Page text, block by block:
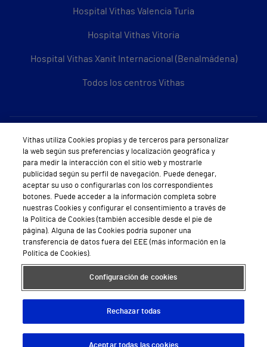
Hospital Vithas Valencia Turia
Hospital Vithas Vitoria
Hospital Vithas Xanit Internacional (Benalmádena)
Todos los centros Vithas
Sobre Vithas
Quiénes somos
Trabajar en Vithas
Teléfono Cita Médica
Teléfono Atención al Cliente
Política de seguridad y salud en el trabajo
Conoce a Supervita
Aviso Legal Política de cookies Política de privacidad Mapa web Protección de datos
Vithas utiliza Cookies propias y de terceros para personalizar
la web según sus preferencias y localización geográfica y
para medir la interacción con el sitio web y mostrarle
publicidad según su perfil de navegación. Puede denegar,
aceptar su uso o configurarlas con los correspondientes
botones. Puede acceder a la información completa sobre
nuestras Cookies y configurar el consentimiento a través de
la Política de Cookies (también accesible desde el pie de
página). Alguna de las Cookies podría suponer una
transferencia de datos fuera del EEE (más información en la
Política de Cookies).
Configuración de cookies
Rechazar todas